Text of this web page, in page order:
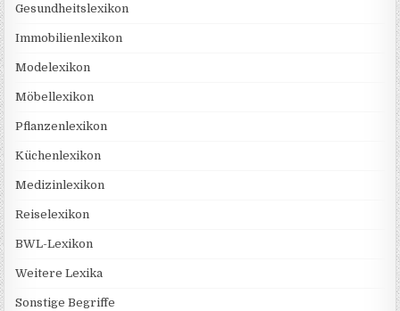
Gesundheitslexikon
Immobilienlexikon
Modelexikon
Möbellexikon
Pflanzenlexikon
Küchenlexikon
Medizinlexikon
Reiselexikon
BWL-Lexikon
Weitere Lexika
Sonstige Begriffe